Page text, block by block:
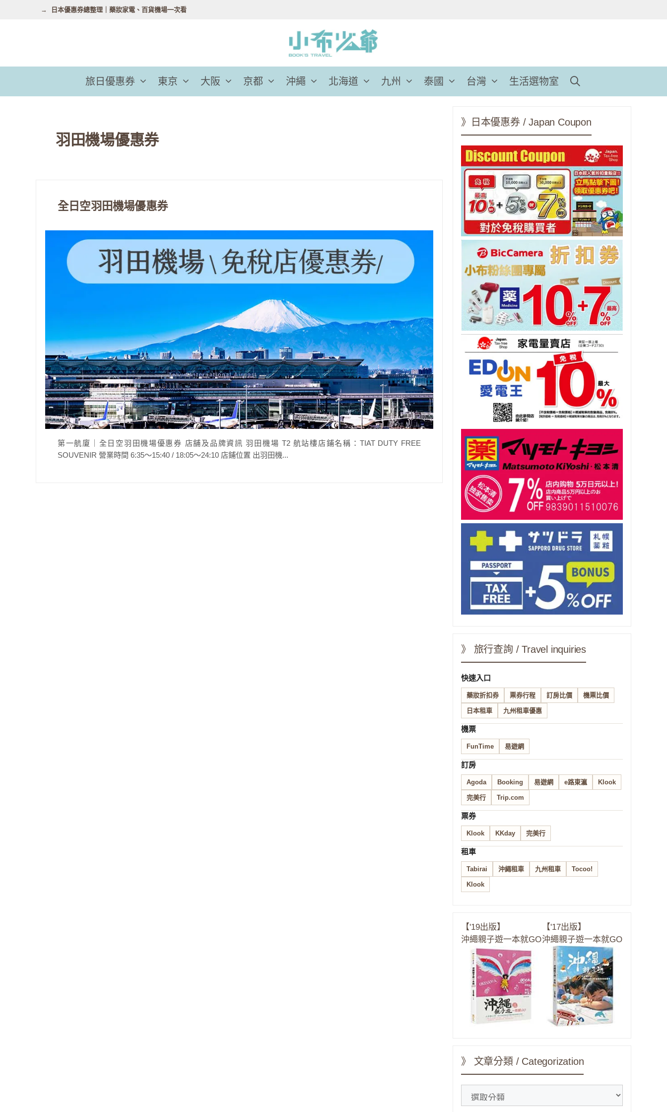
容
日本優惠券總整理｜藥妝家電、百貨機場一次看
旅日優惠券 東京 大阪 京都 沖繩 北海道 九州 泰國 台灣 生活選物室
羽田機場優惠券
全日空羽田機場優惠券
第一航廈｜全日空羽田機場優惠券 店舖及品牌資訊 羽田機場 T2 航站樓店鋪名稱：TIAT DUTY FREE
SOUVENIR 營業時間 6:35～15:40 / 18:05～24:10 店鋪位置 出羽田機...
》日本優惠券 / Japan Coupon
》 旅行查詢 / Travel inquiries
快速入口
藥妝折扣券 票券行程 訂房比價 機票比價
日本租車 九州租車優惠
機票
FunTime 易遊網
訂房
Agoda Booking 易遊網 e路東瀛 Klook
完美行 Trip.com
票券
Klook KKday 完美行
租車
Tabirai 沖繩租車 九州租車 Tocoo!
Klook
【'19出版】
沖繩親子遊一本就GO
【'17出版】
沖繩親子遊一本就GO
》 文章分類 / Categorization